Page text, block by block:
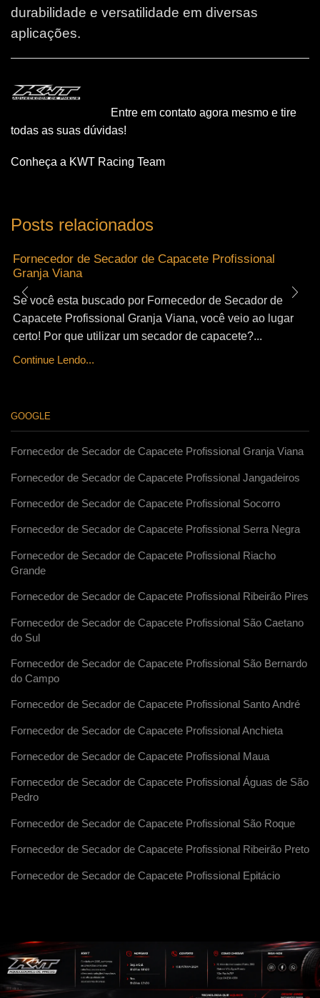
durabilidade e versatilidade em diversas
aplicações.
Entre em contato agora mesmo e tire
todas as suas dúvidas!
Conheça a KWT Racing Team
Posts relacionados
Fornecedor de Secador de Capacete Profissional
Granja Viana
Se você esta buscado por Fornecedor de Secador de
Capacete Profissional Granja Viana, você veio ao lugar
certo! Por que utilizar um secador de capacete?...
Continue Lendo...
GOOGLE
Fornecedor de Secador de Capacete Profissional Granja Viana
Fornecedor de Secador de Capacete Profissional Jangadeiros
Fornecedor de Secador de Capacete Profissional Socorro
Fornecedor de Secador de Capacete Profissional Serra Negra
Fornecedor de Secador de Capacete Profissional Riacho
Grande
Fornecedor de Secador de Capacete Profissional Ribeirão Pires
Fornecedor de Secador de Capacete Profissional São Caetano
do Sul
Fornecedor de Secador de Capacete Profissional São Bernardo
do Campo
Fornecedor de Secador de Capacete Profissional Santo André
Fornecedor de Secador de Capacete Profissional Anchieta
Fornecedor de Secador de Capacete Profissional Maua
Fornecedor de Secador de Capacete Profissional Águas de São
Pedro
Fornecedor de Secador de Capacete Profissional São Roque
Fornecedor de Secador de Capacete Profissional Ribeirão Preto
Fornecedor de Secador de Capacete Profissional Epitácio